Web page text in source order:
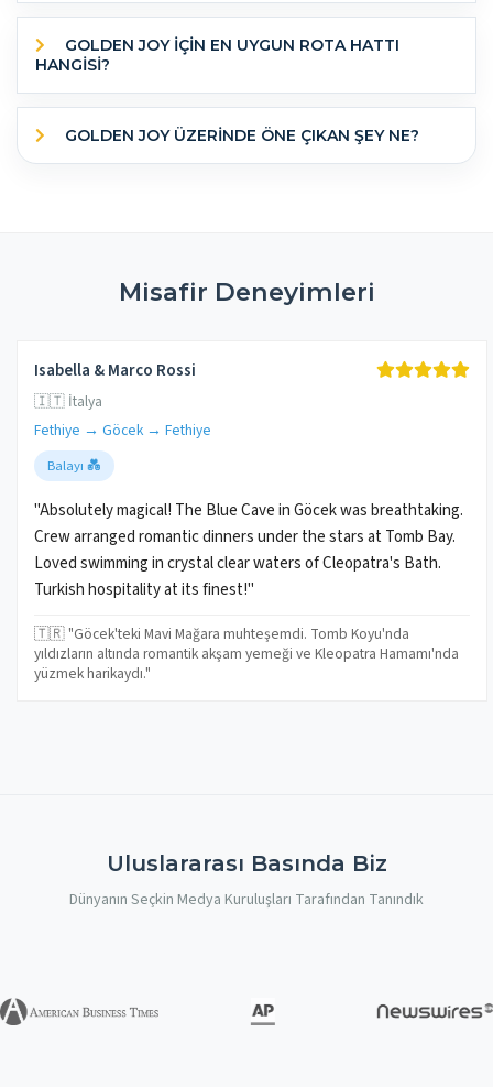
HANGISI?
GOLDEN JOY ÜZERINDE ÖNE ÇIKAN ŞEY NE?
Misafir Deneyimleri
Isabella & Marco Rossi
🇮🇹 İtalya
Fethiye → Göcek → Fethiye
Balayı 💑
"Absolutely magical! The Blue Cave in Göcek was breathtaking.
Crew arranged romantic dinners under the stars at Tomb Bay.
Loved swimming in crystal clear waters of Cleopatra's Bath.
Turkish hospitality at its finest!"
🇹🇷 "Göcek'teki Mavi Mağara muhteşemdi. Tomb Koyu'nda
yıldızların altında romantik akşam yemeği ve Kleopatra Hamamı'nda
yüzmek harikaydı."
Uluslararası Basında Biz
Dünyanın Seçkin Medya Kuruluşları Tarafından Tanındık